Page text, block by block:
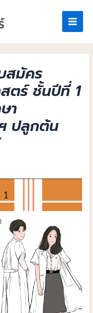
สมัคร
ตร์ ชั้นปีที่ 1
า
ปลูกต้น